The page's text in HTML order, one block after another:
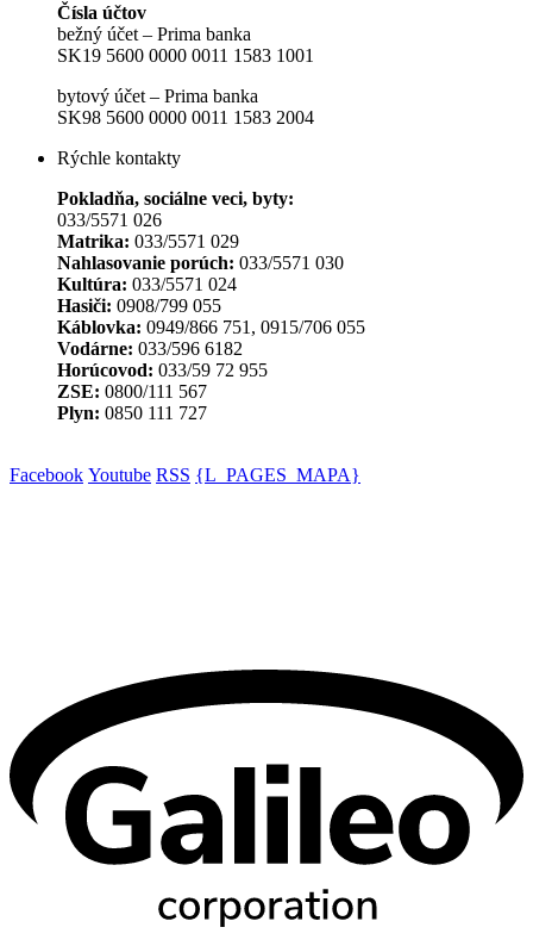
Čísla účtov
bežný účet – Prima banka
SK19 5600 0000 0011 1583 1001
bytový účet – Prima banka
SK98 5600 0000 0011 1583 2004
Rýchle kontakty
Pokladňa, sociálne veci, byty:
033/5571 026
Matrika: 033/5571 029
Nahlasovanie porúch: 033/5571 030
Kultúra: 033/5571 024
Hasiči: 0908/799 055
Káblovka: 0949/866 751, 0915/706 055
Vodárne: 033/596 6182
Horúcovod: 033/59 72 955
ZSE: 0800/111 567
Plyn: 0850 111 727
Facebook Youtube RSS {L_PAGES_MAPA}